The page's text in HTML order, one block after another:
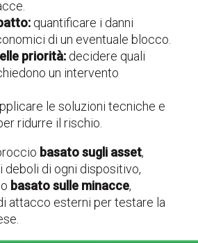
quantificare i danni
di un eventuale blocco.
priorità:decidere quali
un intervento
le soluzioni tecniche e
ridurre il rischio.
basato sugli asset,
deboli di ogni dispositivo,
basato sulle minacce,
attacco esterni per testare la